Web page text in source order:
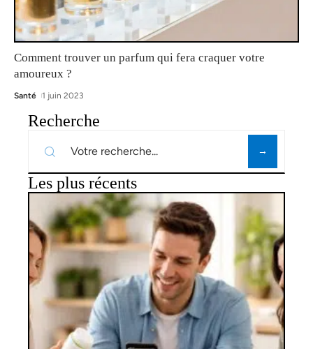
Comment trouver un parfum qui fera craquer votre
amoureux ?
Santé 1 juin 2023
Recherche
Les plus récents